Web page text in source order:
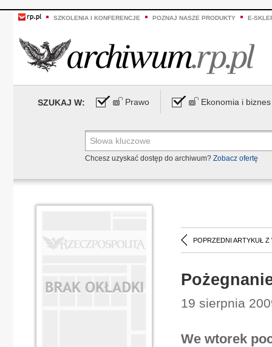
SZKOLENIA I KONFERENCJE POZNAJ NASZE PRODUKTY E-
SZUKAJ W: Prawo Ekonomia i biznes
Chcesz uzyskać dostęp do archiwum? Zobacz ofertę
POPRZEDNI ARTYKUŁ Z
19 sierpnia
We wtorek